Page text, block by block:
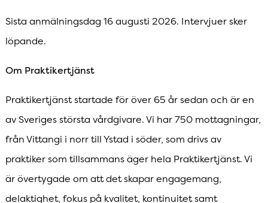
Sista anmälningsdag 16 augusti 2026. Intervjuer sker
löpande.
Om Praktikertjänst
Praktikertjänst startade för över 65 år sedan och är en
av Sveriges största vårdgivare. Vi har 750 mottagningar,
från Vittangi i norr till Ystad i söder, som drivs av
praktiker som tillsammans äger hela Praktikertjänst. Vi
är övertygade om att det skapar engagemang,
delaktighet, fokus på kvalitet, kontinuitet samt